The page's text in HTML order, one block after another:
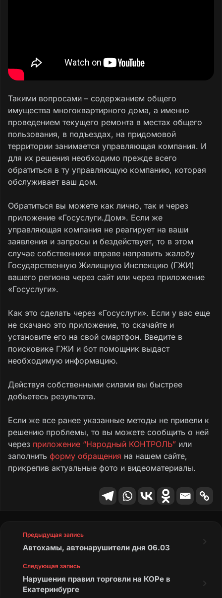
Такими вопросами – содержанием общего
имущества многоквартирного дома, а именно
проведением текущего ремонта в местах общего
пользования, в подъездах, на придомовой
территории занимается управляющая компания. И
для их решения необходимо прежде всего
обратиться в ту управляющую компанию, которая
обслуживает ваш дом.
Обратиться вы можете как лично, так и через
приложение «Госуслуги.Дом». Если же
управляющая компания не реагирует на ваши
заявления и запросы и бездействует, то в этом
случае собственники вправе направить жалобу
Государственную Жилищную Инспекцию (ГЖИ)
вашего региона через сайт или через приложение
«Госуслуги».
Как это сделать через «Госуслуги». Если у вас еще
не скачано это приложение, то скачайте и
установите его на свой смартфон. Введите в
поисковике ГЖИ и бот помощник выдаст
необходимую информацию.
Действуя собственными силами вы быстрее
добьетесь результата.
Если же все ранее указанные методы не привели к
решению проблемы, то вы можете сообщить о ней
через приложение “Народный КОНТРОЛЬ” или
заполнить форму обращения на нашем сайте,
прикрепив актуальные фото и видеоматериалы.
Предыдущая запись
Автохамы, автонарушители дня 06.03
Следующая запись
Нарушения правил торговли на КОРе в
Екатеринбурге